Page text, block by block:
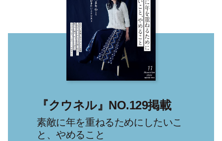
『クウネル』NO.129掲載
素敵に年を重ねるためにしたいこ
と、やめること